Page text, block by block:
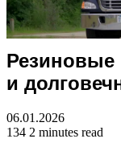
Резиновые
и
06.01.2026
134 2 minutes read